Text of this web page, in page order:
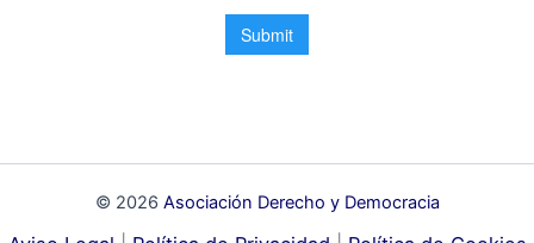
© 2026 Asociación Derecho y Democracia